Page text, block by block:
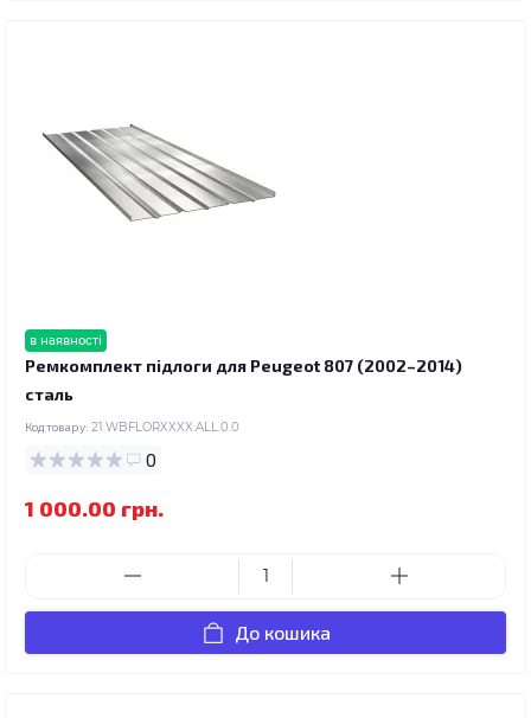
в наявності
Ремкомплект підлоги для Peugeot 807 (2002–2014)
сталь
Код товару: 21.WBFLORXXXX.ALL.0.0
0
1 000.00 грн.
До кошика